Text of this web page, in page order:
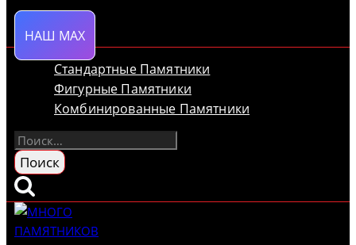
НАШ MAX
Стандартные Памятники
Фигурные Памятники
Комбинированные Памятники
Найти: